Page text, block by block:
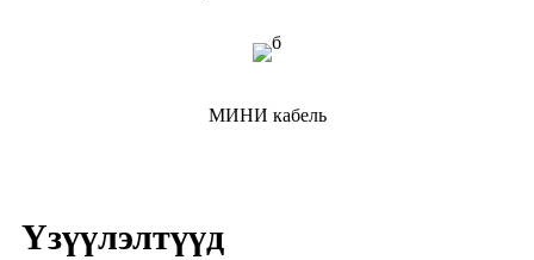
МИНИ кабель
Үзүүлэлтүүд